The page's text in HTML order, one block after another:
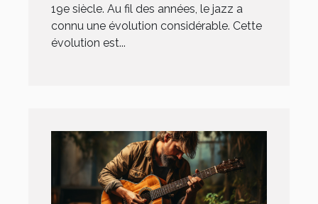
19e siècle. Au fil des années, le jazz a
connu une évolution considérable. Cette
évolution est...